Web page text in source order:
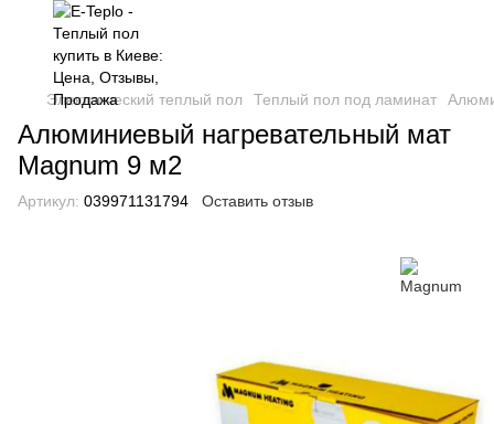
Электрический теплый пол Теплый пол под ламинат
Алюминиевый нагревательный мат
Magnum 9 м2
Артикул: 039971131794 Оставить отзыв